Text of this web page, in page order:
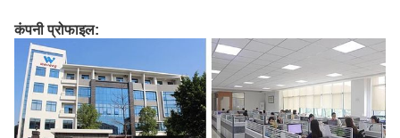
कंपनी प्रोफाइल: